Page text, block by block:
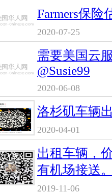
Farmers保险
2020-07-25
需要美国云
@Susie99
2020-06-08
洛杉矶车辆
2020-04-01
出租车辆，
有机场接送
2019-11-06